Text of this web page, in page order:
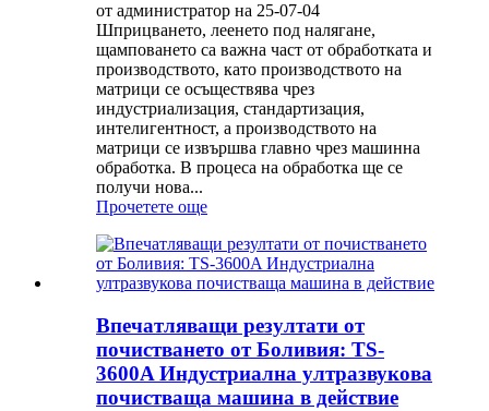
от администратор на 25-07-04
Шприцването, леенето под налягане,
щамповането са важна част от обработката и
производството, като производството на
матрици се осъществява чрез
индустриализация, стандартизация,
интелигентност, а производството на
матрици се извършва главно чрез машинна
обработка. В процеса на обработка ще се
получи нова...
Прочетете още
Впечатляващи резултати от
почистването от Боливия: TS-
3600A Индустриална ултразвукова
почистваща машина в действие